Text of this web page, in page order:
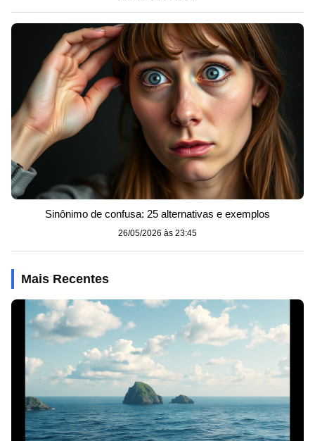
Sinônimo de confusa: 25 alternativas e exemplos
26/05/2026 às 23:45
Mais Recentes